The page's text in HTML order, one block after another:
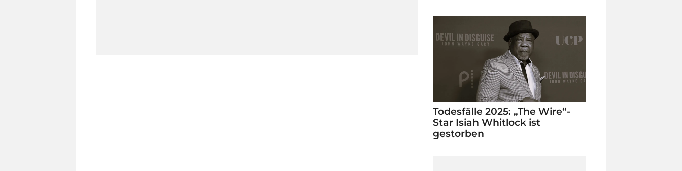
Todesfälle 2025: „The Wire“-
Star Isiah Whitlock ist
gestorben